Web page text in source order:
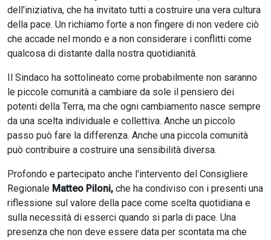
dell'iniziativa, che ha invitato tutti a costruire una vera cultura
della pace. Un richiamo forte a non fingere di non vedere ciò
che accade nel mondo e a non considerare i conflitti come
qualcosa di distante dalla nostra quotidianità.
Il Sindaco ha sottolineato come probabilmente non saranno
le piccole comunità a cambiare da sole il pensiero dei
potenti della Terra, ma che ogni cambiamento nasce sempre
da una scelta individuale e collettiva. Anche un piccolo
passo può fare la differenza. Anche una piccola comunità
può contribuire a costruire una sensibilità diversa.
Profondo e partecipato anche l'intervento del Consigliere
Regionale Matteo Piloni, che ha condiviso con i presenti una
riflessione sul valore della pace come scelta quotidiana e
sulla necessità di esserci quando si parla di pace. Una
presenza che non deve essere data per scontata ma che